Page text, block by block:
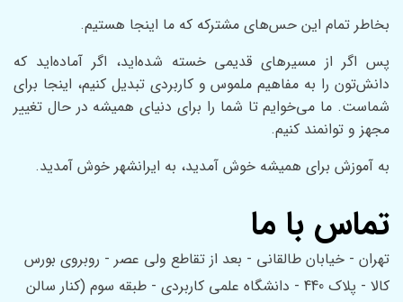
بخاطر تمام این حس‌های مشترکه که ما اینجا هستیم.
پس اگر از مسیر‌های قدیمی خسته شده‌اید، اگر آماده‌اید که
دانش‌تون را به مفاهیم ملموس و کاربردی تبدیل کنیم، اینجا برای
شماست. ما می‌خوایم تا شما را برای دنیای همیشه در حال تغییر
مجهز و توانمند کنیم.
به آموزش برای همیشه خوش آمدید، به ایرانشهر خوش آمدید.
تماس با ما
تهران - خیابان طالقانی - بعد از تقاطع ولی عصر - روبروی بورس
کالا - پلاک 440 - دانشگاه علمی کاربردی - طبقه سوم (کنار سالن